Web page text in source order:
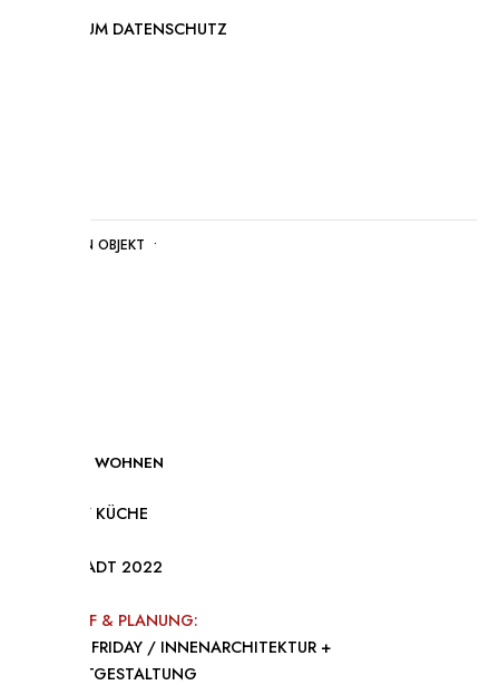
IMPRESSUM DATENSCHUTZ
POSTED IN OBJEKT •
PRIVATES WOHNEN
OBJEKT / KÜCHE
DARMSTADT 2022
ENTWURF & PLANUNG:
WHYTHEFRIDAY / INNENARCHITEKTUR +
PRODUKTGESTALTUNG